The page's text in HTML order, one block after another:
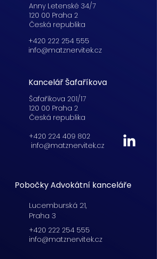
Anny Letenské 34/7
120 00 Praha 2
Česká republika
+420 222 254 555
info@matznervitek.cz
Kancelář Šafaříkova
Šafaříkova 201/17
120 00 Praha 2
Česká republika
+420 224 409 802
info@matznervitek.cz
Pobočky Advokátní kanceláře
Lucemburská 21,
Praha 3
+420 222 254 555
info@matznervitek.cz